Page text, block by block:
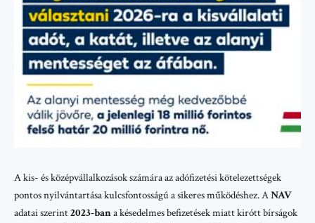
A kis- és középvállalkozások számára az adófizetési kötelezettségek
pontos nyilvántartása kulcsfontosságú a sikeres működéshez. ANAV
adatai szerint2023-bana késedelmes befizetések miatt kirótt bírságok